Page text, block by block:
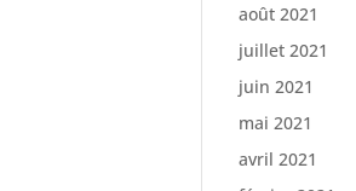
août 2021
juillet 2021
juin 2021
mai 2021
avril 2021